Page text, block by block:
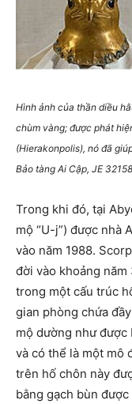
Hình ảnh của thần diều
chùm vàng; được phát
(Hierakonpolis), nó đã
Bảo tàng Ai Cập, JE
Trong khi đó, tại
mộ “U-j”) được nhà
vào năm 1988.
đời vào khoảng
trong một cấu trúc
gian phòng chứa
mộ dường như
và có thể là một mô
trên hố chôn này
bằng gạch bùn được